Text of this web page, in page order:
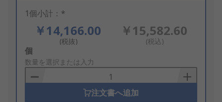
1個小計：*
￥14,166.00
(税抜)
￥15,582.60
(税込)
Add
to
Basket
個
数量を選択または入力
注文書へ追加